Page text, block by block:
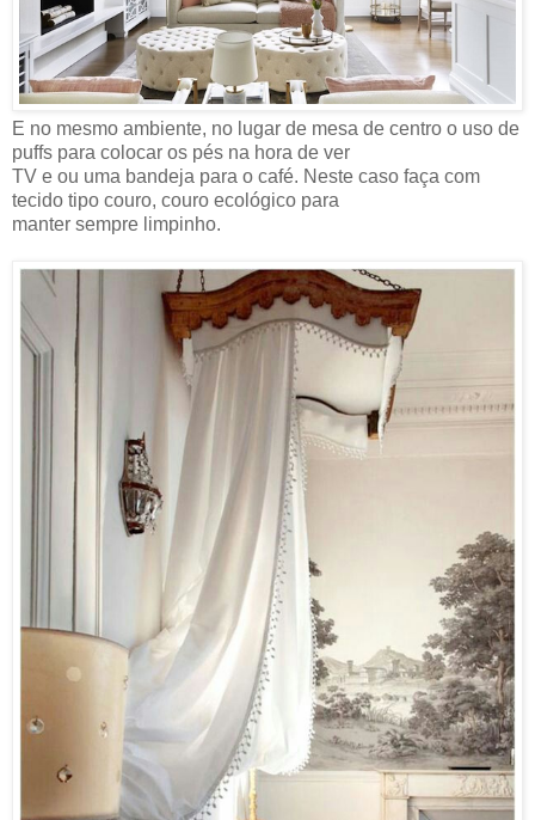
E no mesmo ambiente, no lugar de mesa de centro o uso de
puffs para colocar os pés na hora de ver
TV e ou uma bandeja para o café. Neste caso faça com
tecido tipo couro, couro ecológico para
manter sempre limpinho.